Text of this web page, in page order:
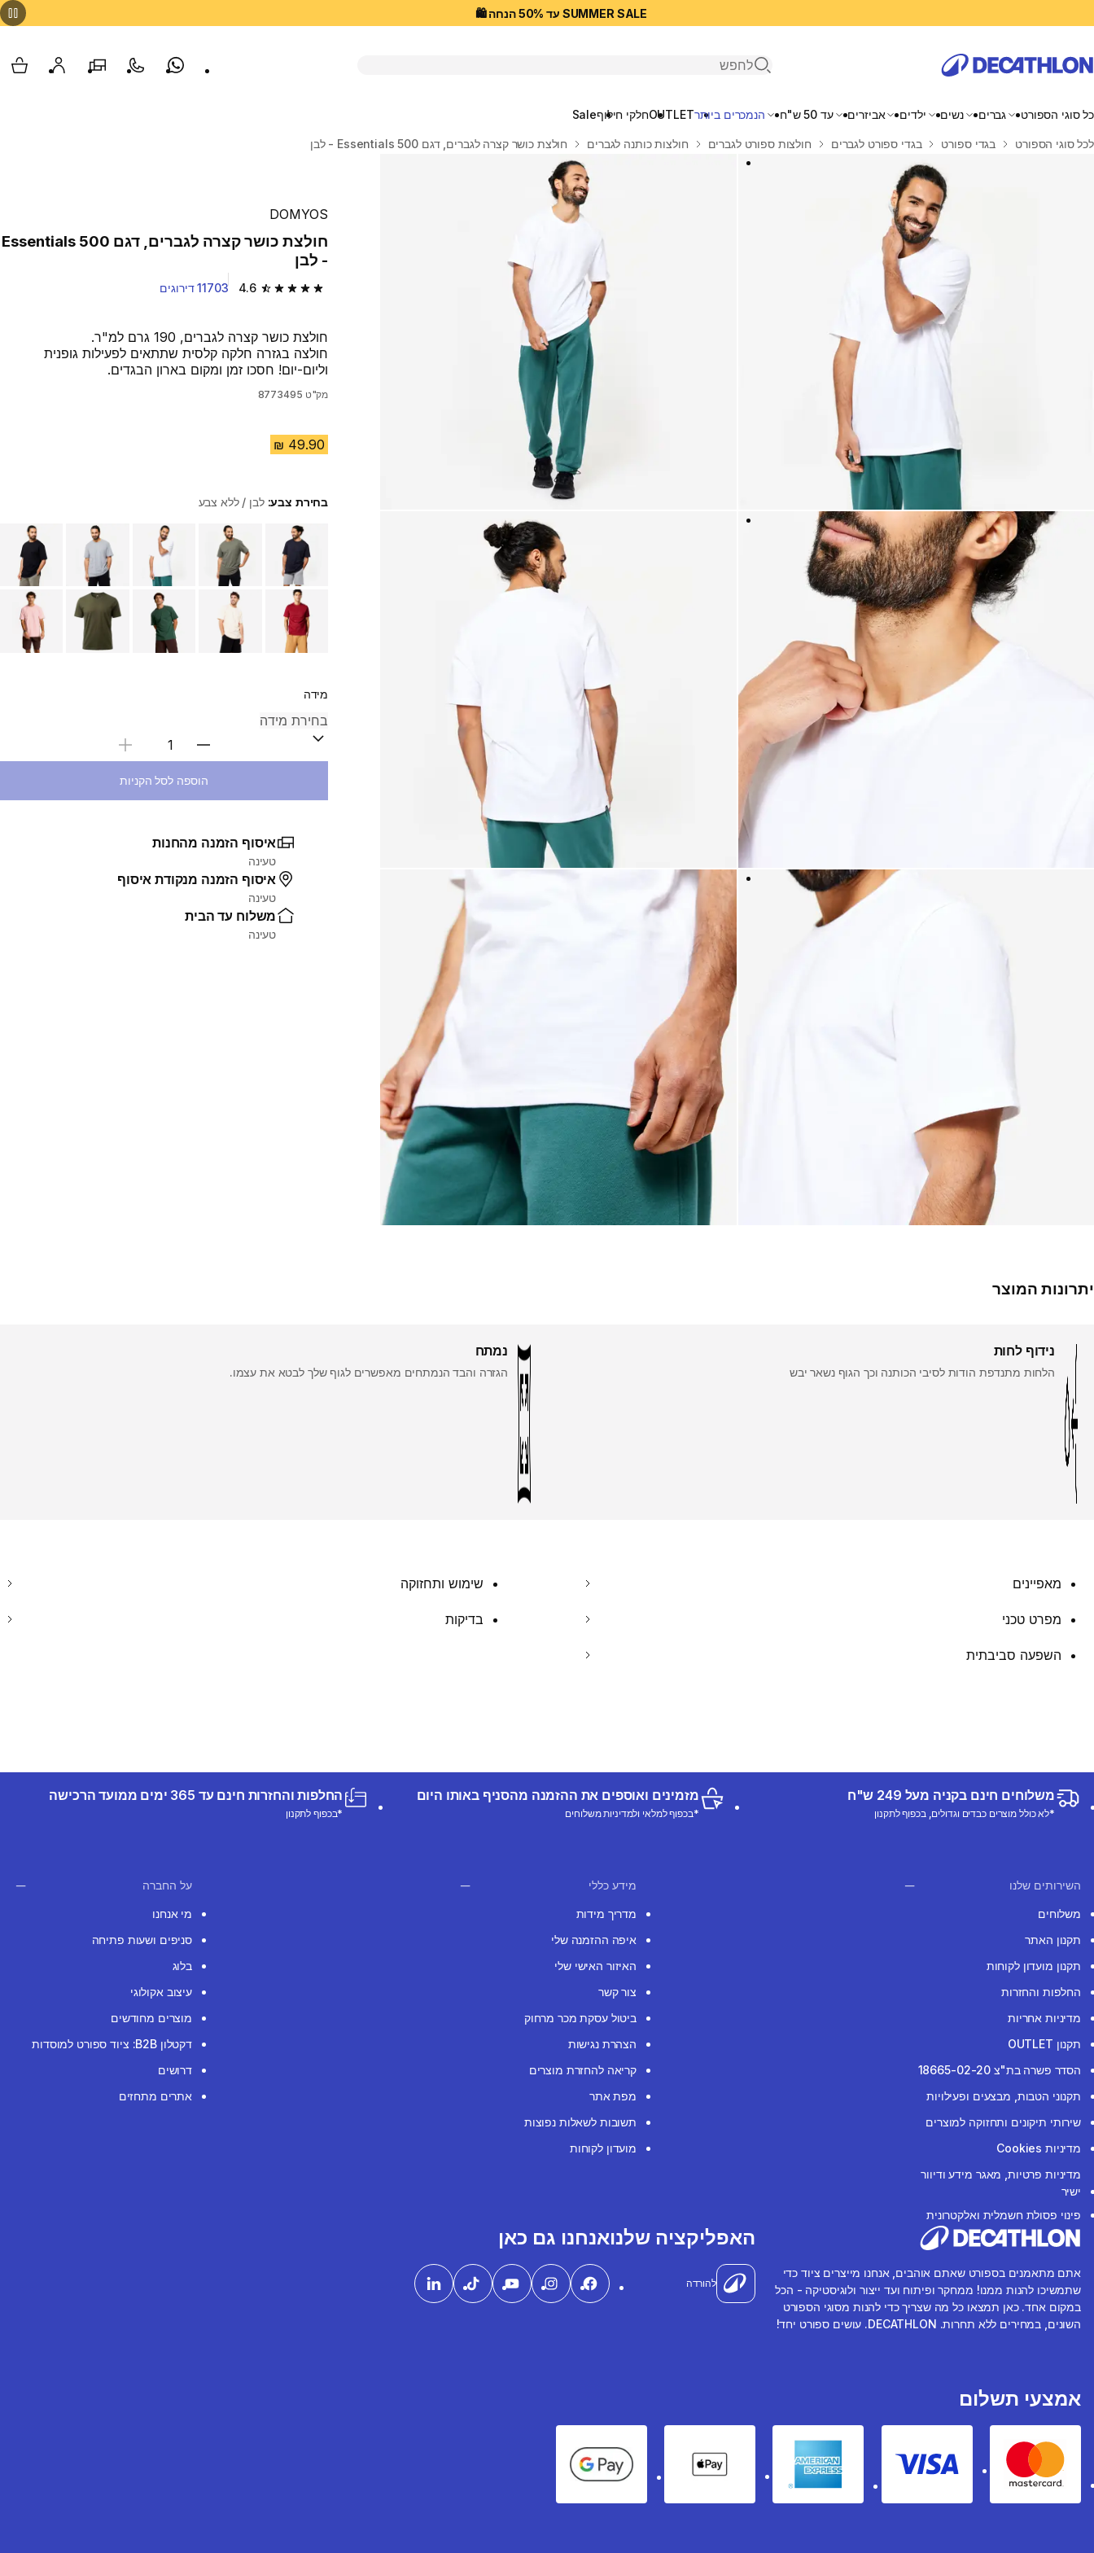
SUMMER SALE עד 50% הנחה 🛍️
פתיחת חיפוש
Whatsappצור קשרהסניפים שלנוהחשבון שלי
כל סוגי הספורט גברים נשים ילדים אביזרים עד 50 ש"ח הנמכרים ביותרOUTLETחלקי חילוףSale
בית
לכל סוגי הספורט בגדי ספורט בגדי ספורט לגברים חולצות ספורט לגברים חולצות כותנה לגברים חולצת כושר קצרה לגברים, דגם 500 Essentials - לבן
DOMYOS
חולצת כושר קצרה לגברים, דגם 500 Essentials
- לבן
4.6 4.6 out of 5 stars from 11703 reviews 11703 דירוגים
חולצת כושר קצרה לגברים, 190 גרם למ"ר.
חולצה בגזרה חלקה קלסית שתתאים לפעילות גופנית
וליום-יום! חסכו זמן ומקום בארון הבגדים.
מק"ט 8773495
בחירת צבע:לבן / ללא צבע
Choose a variant
מידה
בחירת כמות
הוספה לסל הקניות
איסוף הזמנה מהחנות
טעינה
איסוף הזמנה מנקודת איסוף
טעינה
משלוח עד הבית
טעינה
יתרונות המוצר
נידוף לחות
הלחות מתנדפת הודות לסיבי הכותנה וכך הגוף נשאר יבש
נמתח
הגזרה והבד הנמתחים מאפשרים לגוף שלך לבטא את עצמו.
מאפיינים שימוש ותחזוקה
מפרט טכני בדיקות
השפעה סביבתית
משלוחים חינם בקניה מעל 249 ש"ח
*לא כולל מוצרים כבדים וגדולים, בכפוף לתקנון
מזמינים ואוספים את ההזמנה מהסניף באותו היום
*בכפוף למלאי ולמדיניות משלוחים
החלפות והחזרות חינם עד 365 ימים ממועד הרכישה
*בכפוף לתקנון
השירותים שלנו
משלוחים
תקנון האתר
תקנון מועדון לקוחות
החלפות והחזרות
מדיניות אחריות
תקנון OUTLET
הסדר פשרה בת"צ 18665-02-20
תקנוני הטבות, מבצעים ופעילויות
שירותי תיקונים ותחזוקה למוצרים
מדיניות Cookies
מדיניות פרטיות, מאגר מידע ודיוור
ישיר
פינוי פסולת חשמלית ואלקטרונית
מידע כללי
מדריך מידות
איפה ההזמנה שלי
האיזור האישי שלי
צור קשר
ביטול עסקת מכר מרחוק
הצהרת נגישות
קריאה להחזרת מוצרים
מפת אתר
תשובות לשאלות נפוצות
מועדון לקוחות
על החברה
מי אנחנו
סניפים ושעות פתיחה
בלוג
עיצוב אקולוגי
מוצרים מחודשים
דקטלון B2B: ציוד ספורט למוסדות
דרושים
אתרים מתחזים
אתם מתאמנים בספורט שאתם אוהבים, אנחנו מייצרים ציוד כדי
שתמשיכו להנות ממנו! ממחקר ופיתוח ועד ייצור ולוגיסטיקה - הכל
במקום אחד. כאן תמצאו כל מה שצריך כדי להנות מסוגי הספורט
השונים, במחירים ללא תחרות. DECATHLON. עושים ספורט יחד!
האפליקציה שלנו
להורדה
אנחנו גם כאן
אמצעי תשלום
Mastercard
Visa
American express
Apple Pay
Google Pay